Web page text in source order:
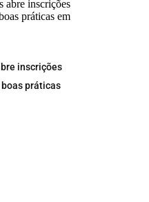
inscrições
práticas